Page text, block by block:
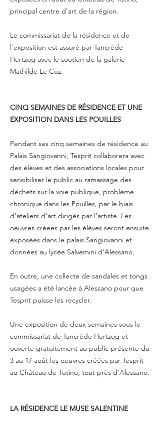
principal centre d’art de la région.
Le commissariat de la résidence et de
l'exposition est assuré par Tancrède
Hertzog avec le soutien de la galerie
Mathilde Le Coz.
CINQ SEMAINES DE RÉSIDENCE ET UNE
EXPOSITION DANS LES POUILLES
Pendant ses cinq semaines de résidence au
Palais Sangiovanni, Tesprit collaborera avec
des élèves et des associations locales pour
sensibiliser le public au ramassage des
déchets sur la voie publique, problème
chronique dans les Pouilles, par le biais
d’ateliers d’art dirigés par l’artiste. Les
oeuvres créees par les élèves seront ensuite
exposées dans le palais Sangiovanni et
données au lycée Salvemini d'Alessano.
En outre, une collecte de sandales et tongs
usagées a été lancée à Alessano pour que
Tesprit puisse les recycler.
Une exposition de deux semaines sous le
commissariat de Tancrède Hertzog et
ouverte gratuitement au public présente du
3 au 17 août les oeuvres créées par Tesprit
au Château de Tutino, tout près d'Alessano.
LA RÉSIDENCE LE MUSE SALENTINE